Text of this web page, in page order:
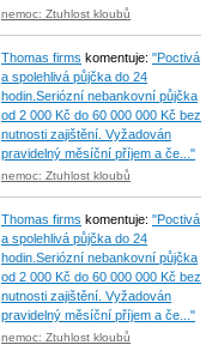
nemoc: Ztuhlost kloubů
Thomas firms komentuje: "Poctivá
a spolehlivá půjčka do 24
hodin.Seriózní nebankovní půjčka
od 2 000 Kč do 60 000 000 Kč bez
nutnosti zajištění. Vyžadován
pravidelný měsíční příjem a če..."
nemoc: Ztuhlost kloubů
Thomas firms komentuje: "Poctivá
a spolehlivá půjčka do 24
hodin.Seriózní nebankovní půjčka
od 2 000 Kč do 60 000 000 Kč bez
nutnosti zajištění. Vyžadován
pravidelný měsíční příjem a če..."
nemoc: Ztuhlost kloubů